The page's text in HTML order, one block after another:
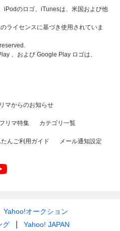
iPodのロゴ、iTunesは、米国および他
ライセンスに基づき使用されていま
、および Google Play ロゴは、
マからのお知らせ
リマ特集 カテゴリ一覧
んご利用ガイド メール通知設定
Yahoo!オークション
グ
Yahoo! JAPAN